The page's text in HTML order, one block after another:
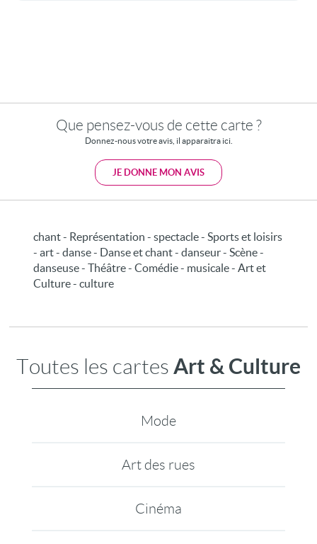
Que pensez-vous de cette carte ?
Donnez-nous votre avis, il apparaitra ici.
JE DONNE MON AVIS
chant - Représentation - spectacle - Sports et loisirs
- art - danse - Danse et chant - danseur - Scène -
danseuse - Théâtre - Comédie - musicale - Art et
Culture - culture
Toutes les cartes Art & Culture
Mode
Art des rues
Cinéma